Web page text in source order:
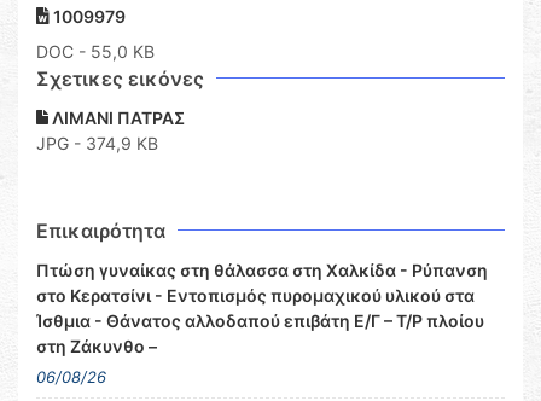
1009979
DOC - 55,0 KB
Σχετικες εικόνες
ΛΙΜΑΝΙ ΠΑΤΡΑΣ
JPG - 374,9 KB
Επικαιρότητα
Πτώση γυναίκας στη θάλασσα στη Χαλκίδα - Ρύπανση
στο Κερατσίνι - Εντοπισμός πυρομαχικού υλικού στα
Ίσθμια - Θάνατος αλλοδαπού επιβάτη Ε/Γ – Τ/Ρ πλοίου
στη Ζάκυνθο –
06/08/26